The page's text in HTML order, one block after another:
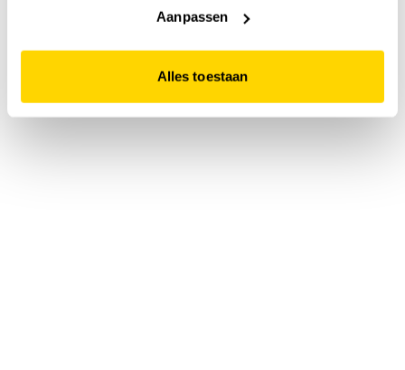
website niet optimaal functioneert.
Aanpassen
Alles toestaan